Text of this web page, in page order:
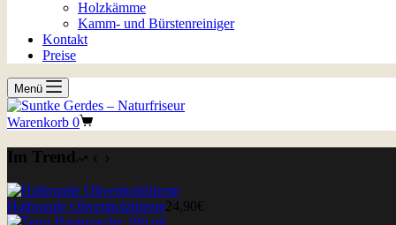
Holzkämme
Kamm- und Bürstenreiniger
Kontakt
Preise
Menü
Warenkorb 0
Im Trend
Halbrunde Olivenholzbürste24,90€